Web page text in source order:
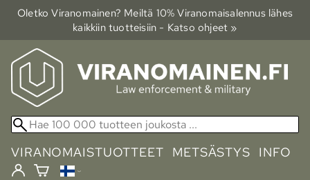
Oletko Viranomainen? Meiltä 10% Viranomais­alennus lähes
kaikkiin tuotteisiin - Katso ohjeet »
VIRANOMAISTUOTTEET METSÄSTYS INFO